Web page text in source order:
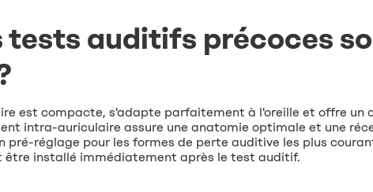
tests auditifs précoces
est compacte, s'adapte parfaitement à l'oreille et offre un
intra-auriculaire assure une anatomie optimale et une
pré-réglage pour les formes de perte auditive les plus
être installé immédiatement après le test auditif.